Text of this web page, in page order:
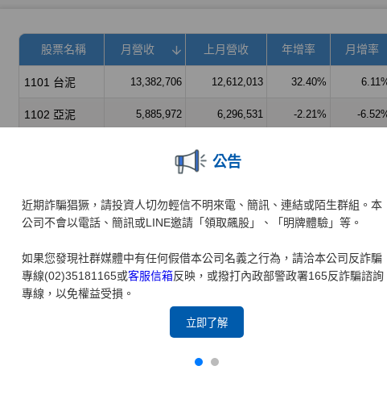
公告
近期詐騙猖獗，請投資人切勿輕信不明來電、簡訊、連結或陌生群組。本
公司不會以電話、簡訊或LINE邀請「領取飆股」、「明牌體驗」等。
如果您發現社群媒體中有任何假借本公司名義之行為，請洽本公司反詐騙
專線(02)35181165或客服信箱反映，或撥打內政部警政署165反詐騙諮詢
專線，以免權益受損。
立即了解